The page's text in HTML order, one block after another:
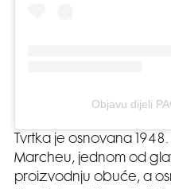
Objavu dijeli
Tvrtka je osnovana
Marcheu, jednom od
proizvodnju obuće, a